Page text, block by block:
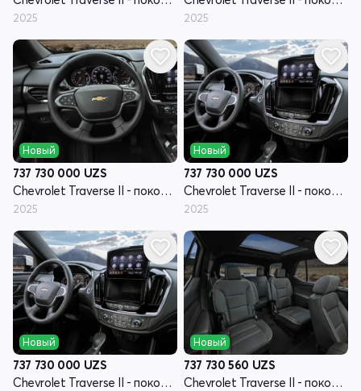
2025 2025
Новый
737 730 000 UZS
Chevrolet Traverse II - поколение рестайлинг
2025
Новый
737 730 000 UZS
Chevrolet Traverse II - поколение рестайлинг
2025
Новый
737 730 000 UZS
Chevrolet Traverse II - поколение рестайлинг
Новый
737 730 560 UZS
Chevrolet Traverse II - поколение рестайлинг